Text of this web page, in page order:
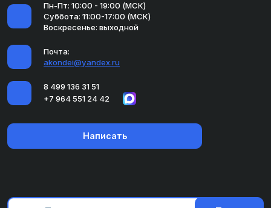
Пн-Пт: 10:00 - 19:00 (МСК)
Суббота: 11:00-17:00 (МСК)
Воскресенье: выходной
Почта:
akondei@yandex.ru
8 499 136 31 51
+7 964 551 24 42
Написать